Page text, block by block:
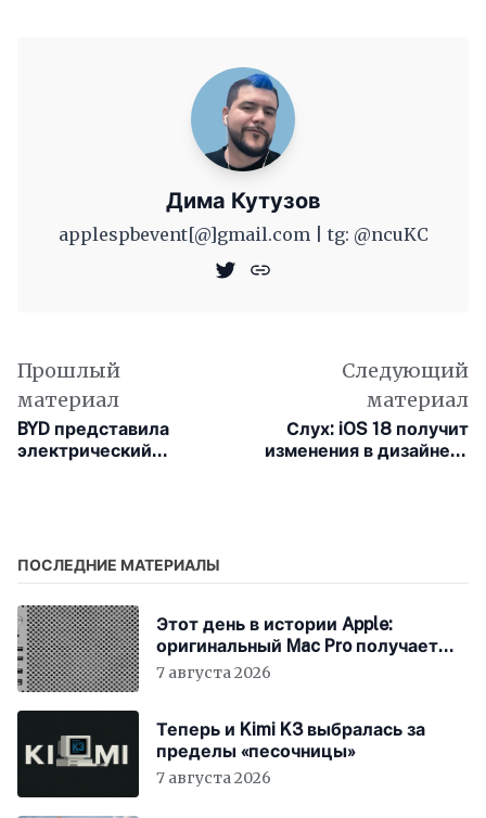
Дима Кутузов
applespbevent[@]gmail.com | tg: @ncuKC
Прошлый
материал
BYD представила
электрический
Следующий
материал
Слух: iOS 18 получит
изменения в дизайне, а
ПОСЛЕДНИЕ МАТЕРИАЛЫ
Этот день в истории Apple:
оригинальный Mac Pro получает
мощный процессор Intel
7 августа 2026
Теперь и Kimi K3 выбралась за
пределы «песочницы»
7 августа 2026